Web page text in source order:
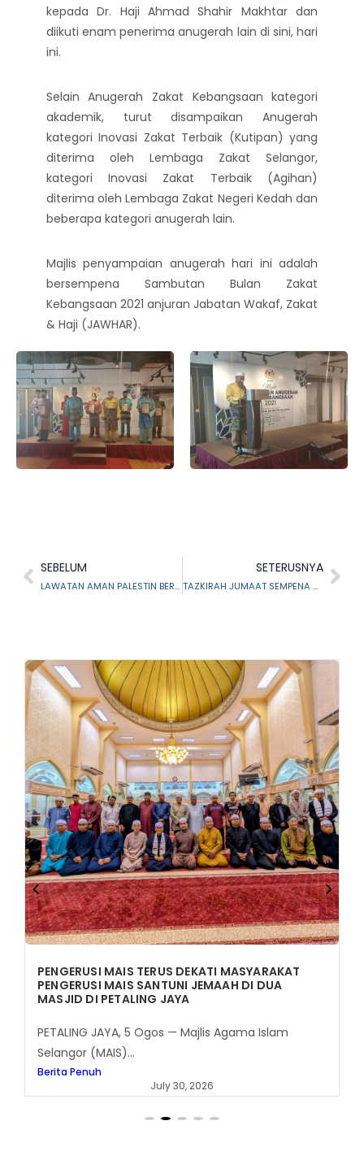
kepada Dr. Haji Ahmad Shahir Makhtar dan
diikuti enam penerima anugerah lain di sini, hari
ini.
Selain Anugerah Zakat Kebangsaan kategori
akademik, turut disampaikan Anugerah
kategori Inovasi Zakat Terbaik (Kutipan) yang
diterima oleh Lembaga Zakat Selangor,
kategori Inovasi Zakat Terbaik (Agihan)
diterima oleh Lembaga Zakat Negeri Kedah dan
beberapa kategori anugerah lain.
Majlis penyampaian anugerah hari ini adalah
bersempena Sambutan Bulan Zakat
Kebangsaan 2021 anjuran Jabatan Wakaf, Zakat
& Haji (JAWHAR).
SEBELUM
LAWATAN AMAN PALESTIN BERHAD KE MAIS
SETERUSNYA
TAZKIRAH JUMAAT SEMPENA KEMPEN FIDYAH MAIS
PENGERUSI MAIS TERUS DEKATI MASYARAKAT
PENGERUSI MAIS SANTUNI JEMAAH DI DUA
MASJID DI PETALING JAYA
PETALING JAYA, 5 Ogos — Majlis Agama Islam
Selangor (MAIS)...
Berita Penuh
July 30, 2026